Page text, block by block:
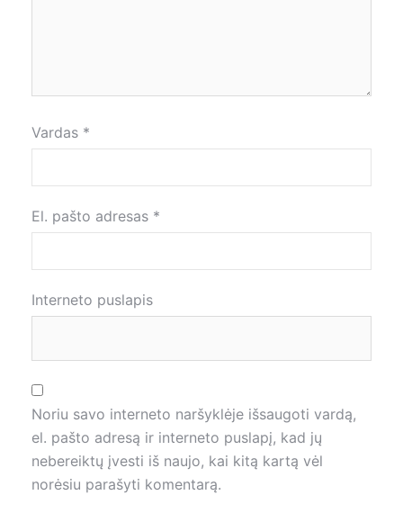
Vardas *
El. pašto adresas *
Interneto puslapis
Noriu savo interneto naršyklėje išsaugoti vardą,
el. pašto adresą ir interneto puslapį, kad jų
nebereiktų įvesti iš naujo, kai kitą kartą vėl
norėsiu parašyti komentarą.